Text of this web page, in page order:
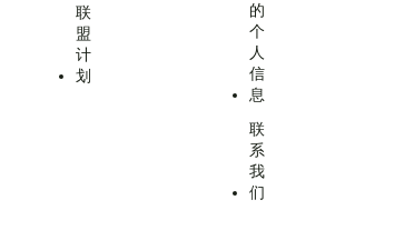
联
盟
计
划
的
个
人
信
息
联
系
我
们